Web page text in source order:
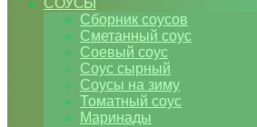
СОУСЫ
Сборник соусов
Сметанный соус
Соевый соус
Соус сырный
Соусы на зиму
Томатный соус
Маринады